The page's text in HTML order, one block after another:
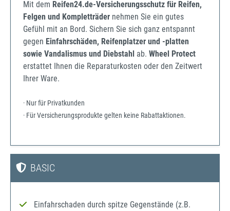
Mit dem Reifen24.de-Versicherungsschutz für Reifen,
Felgen und Kompletträder nehmen Sie ein gutes
Gefühl mit an Bord. Sichern Sie sich ganz entspannt
gegen Einfahrschäden, Reifenplatzer und -platten
sowie Vandalismus und Diebstahl ab. Wheel Protect
erstattet Ihnen die Reparaturkosten oder den Zeitwert
Ihrer Ware.
· Nur für Privatkunden
· Für Versicherungsprodukte gelten keine Rabattaktionen.
BASIC
Einfahrschaden durch spitze Gegenstände (z.B.